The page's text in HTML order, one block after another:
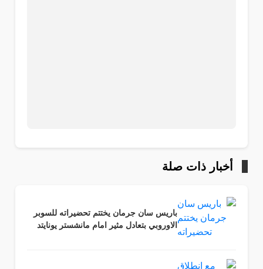
أخبار ذات صلة
باريس سان جرمان يختتم تحضيراته للسوبر
الاوروبي بتعادل مثير امام مانشستر يونايتد